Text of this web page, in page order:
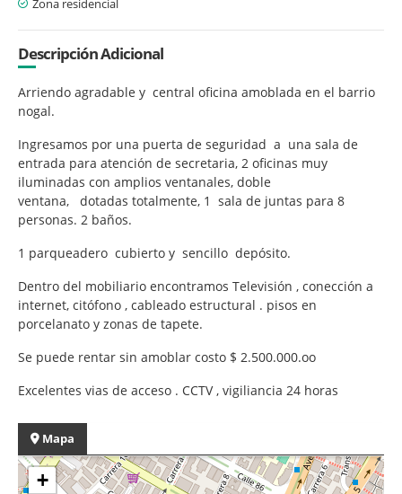
Zona residencial
Descripción Adicional
Arriendo agradable y central oficina amoblada en el barrio
nogal.
Ingresamos por una puerta de seguridad a una sala de
entrada para atención de secretaria, 2 oficinas muy
iluminadas con amplios ventanales, doble
ventana, dotadas totalmente, 1 sala de juntas para 8
personas. 2 baños.
1 parqueadero cubierto y sencillo depósito.
Dentro del mobiliario encontramos Televisión , conección a
internet, citófono , cableado estructural . pisos en
porcelanato y zonas de tapete.
Se puede rentar sin amoblar costo $ 2.500.000.oo
Excelentes vias de acceso . CCTV , vigiliancia 24 horas
Mapa
+